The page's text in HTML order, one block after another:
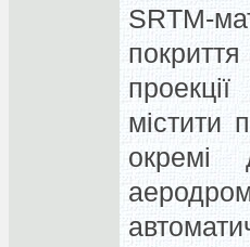
SRTM-
містити
окремі